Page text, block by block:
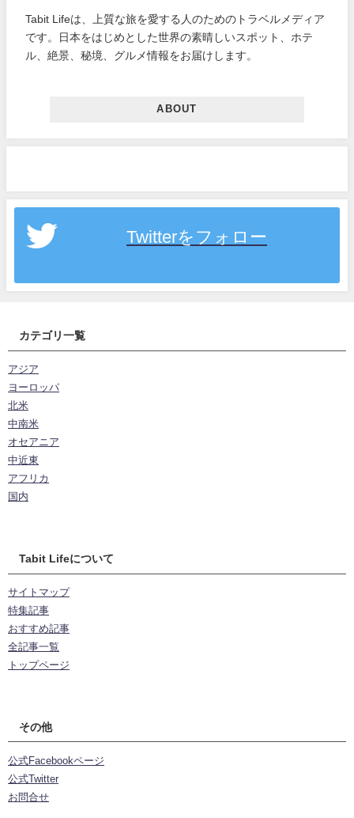
Tabit Lifeは、上質な旅を愛する人のためのトラベルメディア
です。日本をはじめとした世界の素晴しいスポット、ホテ
ル、絶景、秘境、グルメ情報をお届けします。
ABOUT
Twitterをフォロー
カテゴリ一覧
アジア
ヨーロッパ
北米
中南米
オセアニア
中近東
アフリカ
国内
Tabit Lifeについて
サイトマップ
特集記事
おすすめ記事
全記事一覧
トップページ
その他
公式Facebookページ
公式Twitter
お問合せ